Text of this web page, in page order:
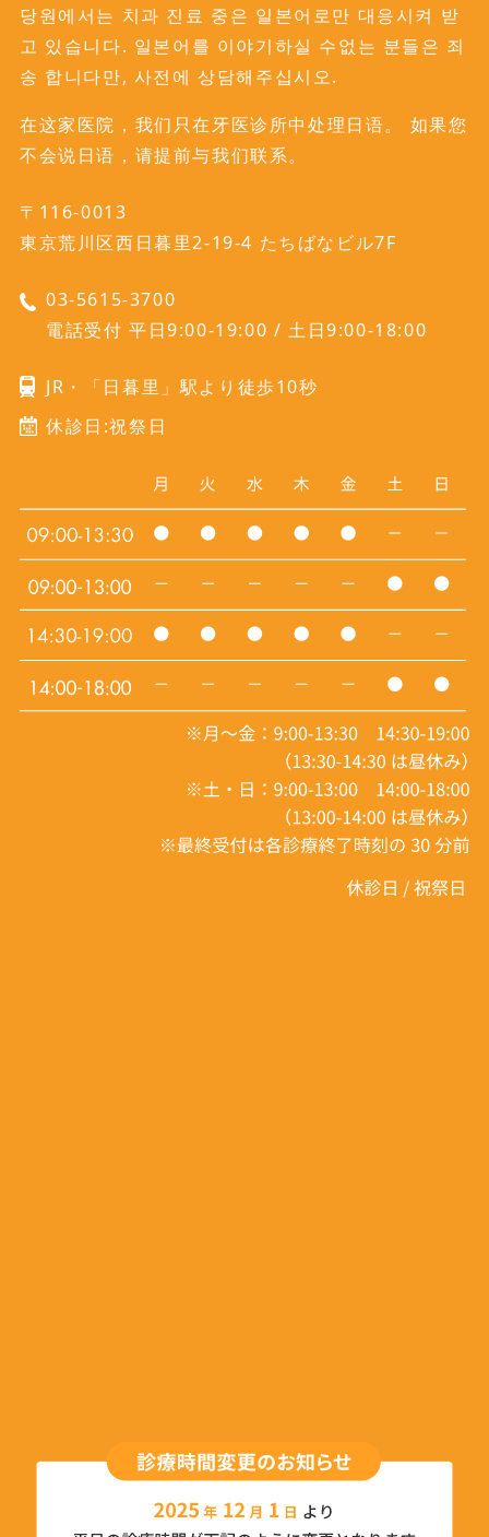
당원에서는 치과 진료 중은 일본어로만 대응시켜 받
고 있습니다. 일본어를 이야기하실 수없는 분들은 죄
송 합니다만, 사전에 상담해주십시오.
在这家医院，我们只在牙医诊所中处理日语。 如果您
不会说日语，请提前与我们联系。
〒116-0013
東京荒川区西日暮里2-19-4 たちばなビル7F
03-5615-3700
電話受付 平日9:00-19:00 / 土日9:00-18:00
JR・「日暮里」駅より徒歩10秒
休診日:祝祭日